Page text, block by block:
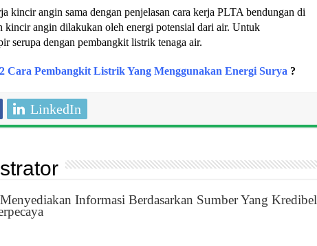
kincir angin sama dengan penjelasan cara kerja PLTA bendungan di
kincir angin dilakukan oleh energi potensial dari air. Untuk
serupa dengan pembangkit listrik tenaga air.
Cara Pembangkit Listrik Yang Menggunakan Energi Surya ?
LinkedIn
Informasi Berdasarkan Sumber Yang Kredibel